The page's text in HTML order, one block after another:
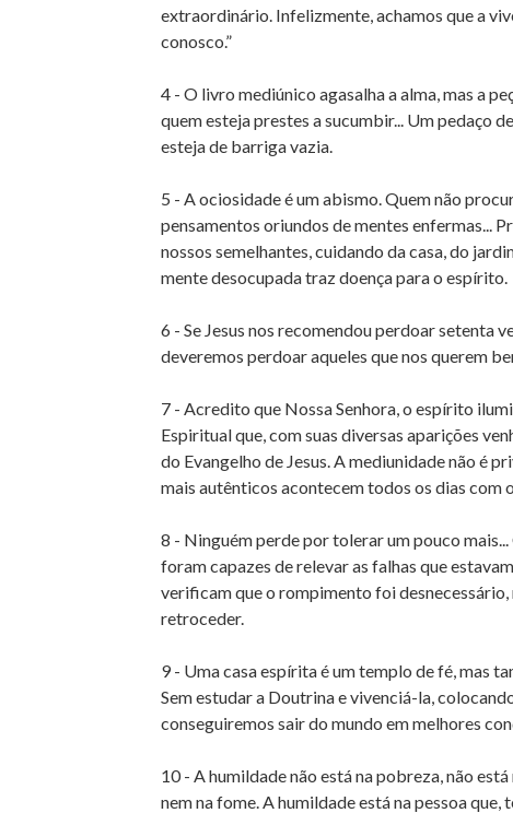
extraordinário. Infelizmente, achamos que a
conosco.”
4 - O livro mediúnico agasalha a alma, mas a
quem esteja prestes a sucumbir... Um pedaço
esteja de barriga vazia.
5 - A ociosidade é um abismo. Quem não
pensamentos oriundos de mentes enfermas...
nossos semelhantes, cuidando da casa, do
mente desocupada traz doença para o espírito.
6 - Se Jesus nos recomendou perdoar setenta
deveremos perdoar aqueles que nos querem
7 - Acredito que Nossa Senhora, o espírito
Espiritual que, com suas diversas aparições
do Evangelho de Jesus. A mediunidade não é
mais autênticos acontecem todos os dias com
8 - Ninguém perde por tolerar um pouco
foram capazes de relevar as falhas que
verificam que o rompimento foi
retroceder.
9 - Uma casa espírita é um templo de fé, mas
Sem estudar a Doutrina e vivenciá-la,
conseguiremos sair do mundo em melhores
10 - A humildade não está na pobreza, não
nem na fome. A humildade está na pessoa